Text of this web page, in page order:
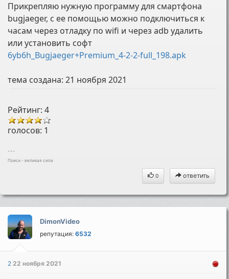
Прикрепляю нужную программу для смартфона
bugjaeger, с ее помощью можно подключиться к
часам через отладку по wifi и через adb удалить
или установить софт
6yb6h_Bugjaeger+Premium_4-2-2-full_198.apk
тема создана:21 ноября 2021
Рейтинг: 4
голосов: 1
---
Поиск - великая сила
0 ответить
DimonVideo
репутация:6532
222 ноября 2021